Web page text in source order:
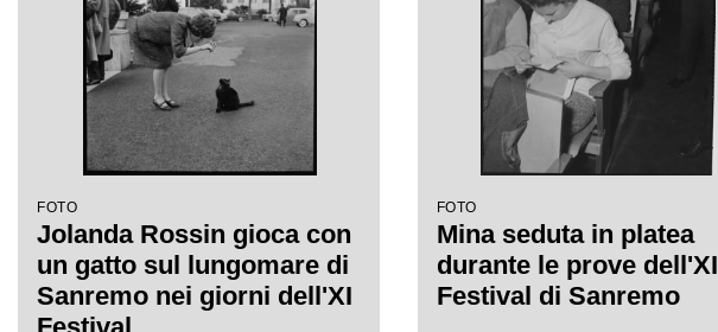
FOTO
Jolanda Rossin gioca con
un gatto sul lungomare di
Sanremo nei giorni dell'XI
FOTO
Mina seduta in platea
durante le prove dell'XI
Festival di Sanremo